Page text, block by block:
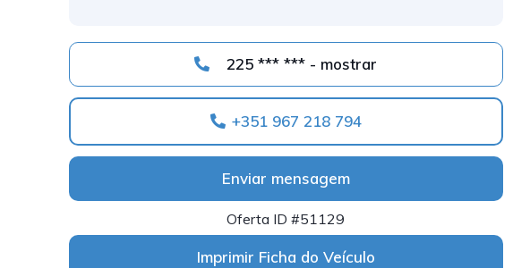
225 *** *** - mostrar
+351 967 218 794
Enviar mensagem
Oferta ID #51129
Imprimir Ficha do Veículo